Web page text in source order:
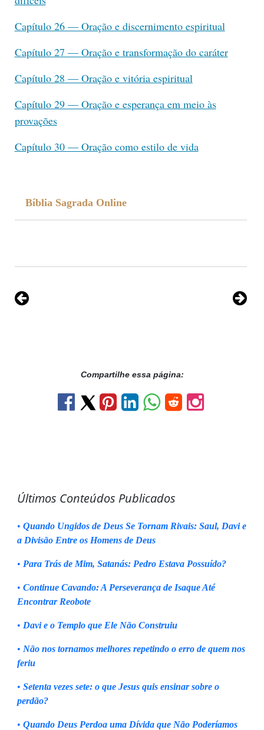
Capítulo 26 — Oração e discernimento espiritual
Capítulo 27 — Oração e transformação do caráter
Capítulo 28 — Oração e vitória espiritual
Capítulo 29 — Oração e esperança em meio às
provações
Capítulo 30 — Oração como estilo de vida
Bíblia Sagrada Online
Compartilhe essa página:
Últimos Conteúdos Publicados
• Quando Ungidos de Deus Se Tornam Rivais: Saul, Davi e
a Divisão Entre os Homens de Deus
• Para Trás de Mim, Satanás: Pedro Estava Possuído?
• Continue Cavando: A Perseverança de Isaque Até
Encontrar Reobote
• Davi e o Templo que Ele Não Construiu
• Não nos tornamos melhores repetindo o erro de quem nos
feriu
• Setenta vezes sete: o que Jesus quis ensinar sobre o
perdão?
• Quando Deus Perdoa uma Dívida que Não Poderíamos